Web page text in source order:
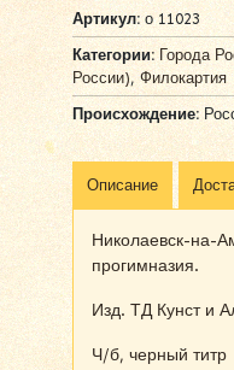
Артикул:о 11023
Категории: Города
России),Филокартия
Происхождение:
Описание
Николаевск-на-
прогимназия.
Изд. ТД Кунст и
Ч/б, черный титр